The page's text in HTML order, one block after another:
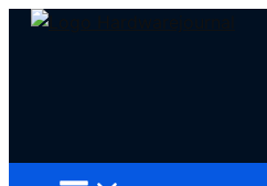
Zum